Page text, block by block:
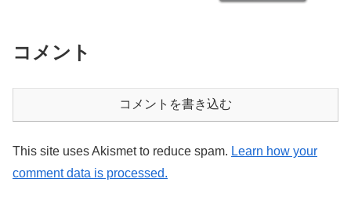
コメント
コメントを書き込む
This site uses Akismet to reduce spam. Learn how your
comment data is processed.